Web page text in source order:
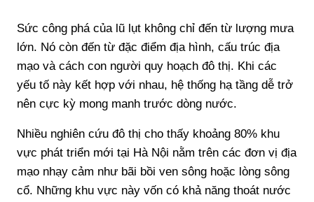
Sức công phá của lũ lụt không chỉ đến từ lượng mưa
lớn. Nó còn đến từ đặc điểm địa hình, cấu trúc địa
mạo và cách con người quy hoạch đô thị. Khi các
yếu tố này kết hợp với nhau, hệ thống hạ tầng dễ trở
nên cực kỳ mong manh trước dòng nước.
Nhiều nghiên cứu đô thị cho thấy khoảng 80% khu
vực phát triển mới tại Hà Nội nằm trên các đơn vị địa
mạo nhạy cảm như bãi bồi ven sông hoặc lòng sông
cổ. Những khu vực này vốn có khả năng thoát nước